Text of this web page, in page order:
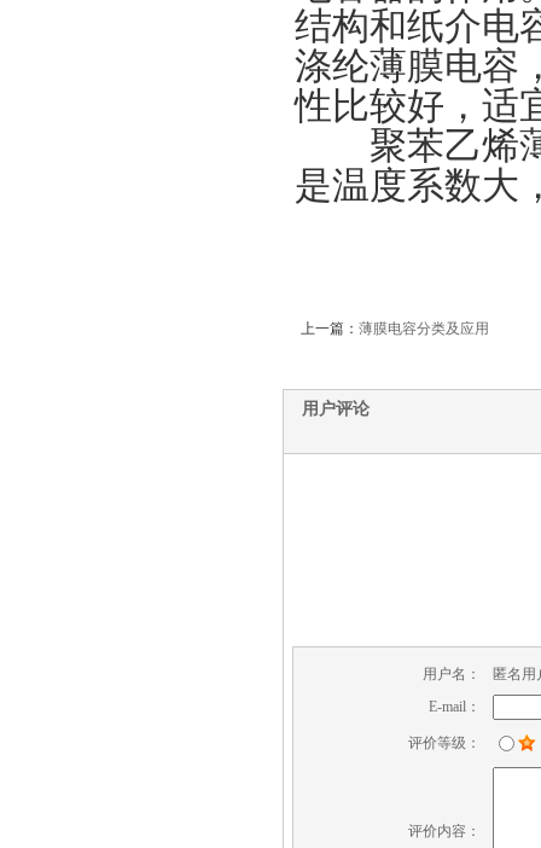
结构和纸介电
涤纶薄膜电容
性比较好，适
聚苯乙烯薄
是温度系数大
上一篇： 薄膜电容分类及应用
用户评论
用户名：
匿名用
E-mail：
评价等级：
评价内容：